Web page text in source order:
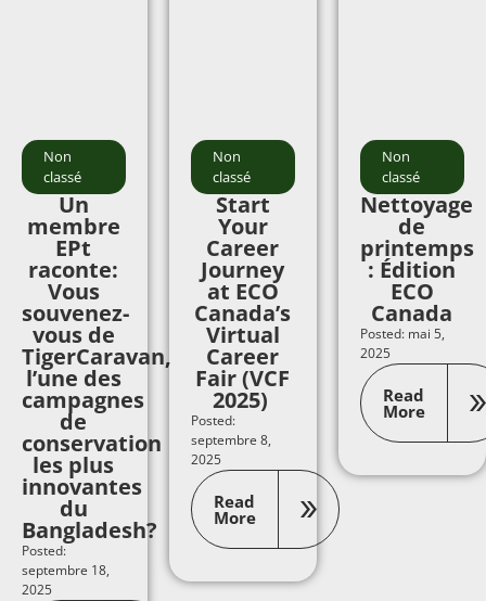
Non
classé
Un
membre
EPt
raconte:
Vous
souvenez-
vous de
TigerCaravan,
l’une des
campagnes
de
conservation
les plus
innovantes
du
Bangladesh?
Posted:
septembre 18,
2025
Non
classé
Start
Your
Career
Journey
at ECO
Canada’s
Virtual
Career
Fair (VCF
2025)
Posted:
septembre 8,
2025
Read
More
Non
classé
Nettoyage
de
printemps
: Édition
ECO
Canada
Posted: mai 5,
2025
Read
More